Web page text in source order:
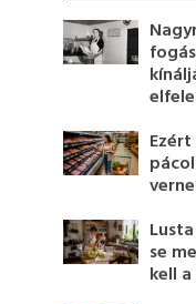
se
kell